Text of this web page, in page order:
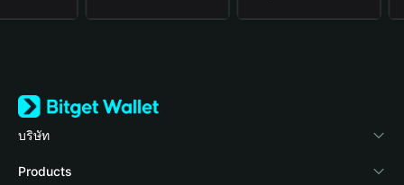
บริษัท
เกี่ยวกับ Bitget Wallet
Products